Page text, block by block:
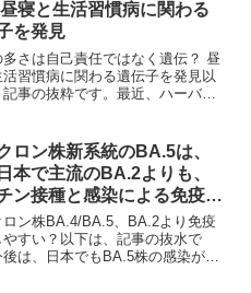
寝と生活習慣病に関わる
を発見
多さは自己責任ではなく遺伝？ 昼
習慣病に関わる遺伝子を発見以
事の抜粋です。最近、ハーバー
病と関連していることを明らか
。この研究は約5...
ロン株新系統のBA.5は、
本で主流のBA.2よりも、
ン接種と感染による免疫か
しやすい
ロン株BA.4/BA.5、BA.2より免疫
やすい？以下は、記事の抜水で
後は、日本でもBA.5株の感染が広